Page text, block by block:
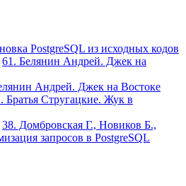
PostgreSQL из исходных кодов
61. Белянин Андрей. Джек на
Андрей. Джек на Востоке
Братья Стругацкие. Жук в
38. Домбровская Г., Новиков Б.,
запросов в PostgreSQL